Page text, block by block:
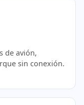
de avión,
sin conexión.